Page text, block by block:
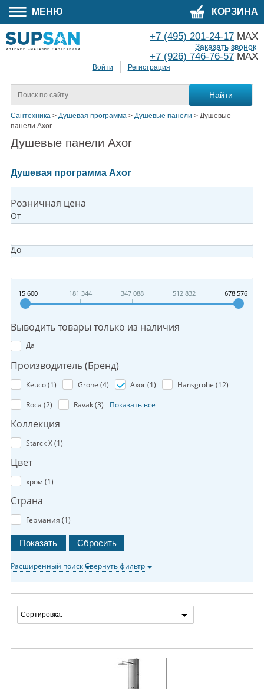
МЕНЮ КОРЗИНА
Войти Регистрация
+7 (495) 201-24-17 MAX
+7 (926) 746-76-57 MAX
Заказать звонок
Сантехника > Душевая программа > Душевые панели > Душевые
панели Axor
Душевые панели Axor
Душевая программа Axor
Розничная цена
От
До
15 600 181 344 347 088 512 832 678 576
Выводить товары только из наличия
Да
Производитель (Бренд)
Keuco (1) Grohe (4) Axor (1) Hansgrohe (12)
Roca (2) Ravak (3) Показать все
Коллекция
Starck X (1)
Цвет
хром (1)
Страна
Германия (1)
Расширенный поискСвернуть фильтр
Сортировка: